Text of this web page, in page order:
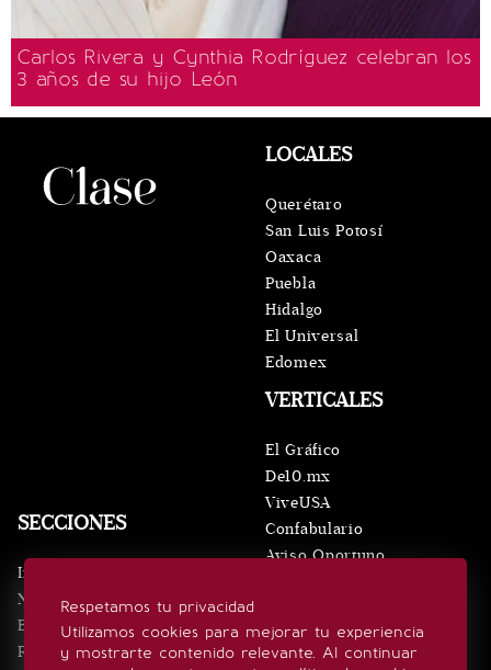
Carlos Rivera y Cynthia Rodríguez celebran los
3 años de su hijo León
Respetamos tu privacidad
Utilizamos cookies para mejorar tu experiencia
y mostrarte contenido relevante. Al continuar
SECCIONES
Inicio
Noticias
Eventos
Realeza
VERTICALES
El Gráfico
De10.mx
ViveUSA
Confabulario
Aviso Oportuno
LOCALES
Querétaro
San Luis Potosí
Oaxaca
Puebla
Hidalgo
El Universal
Edomex